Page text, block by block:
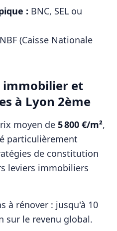
: BNC, SEL ou
(Caisse Nationale
et
à Lyon 2ème
moyen de 5 800 €/m²,
particulièrement
de constitution
leviers immobiliers
à rénover : jusqu'à 10
sur le revenu global.